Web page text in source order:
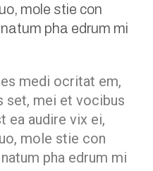
mole stie con
pha edrum mi
medi ocritat em,
set, mei et vocibus
ea audire vix ei,
mole stie con
pha edrum mi